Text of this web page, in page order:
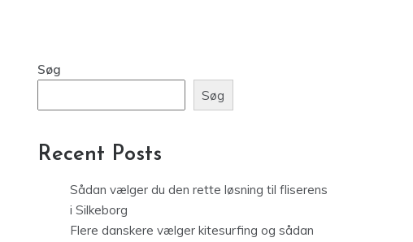
Søg
Søg
Recent Posts
Sådan vælger du den rette løsning til fliserens
i Silkeborg
Flere danskere vælger kitesurfing og sådan